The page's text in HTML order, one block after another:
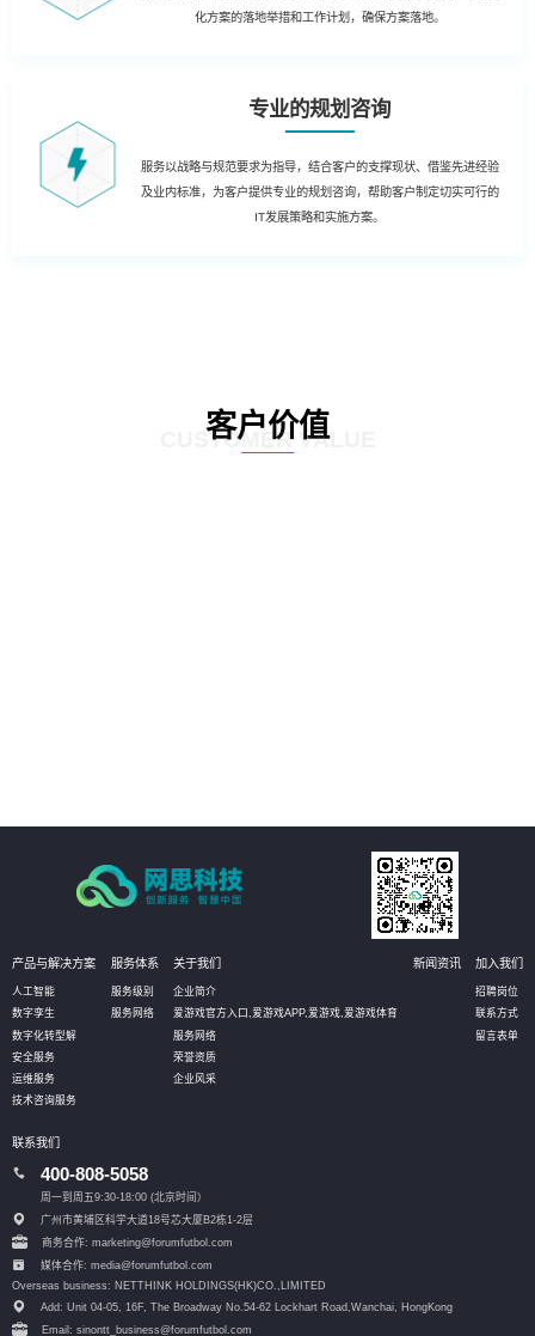
化方案的落地举措和工作计划，确保方案落地。
专业的规划咨询
服务以战略与规范要求为指导，结合客户的支撑现状、借鉴先进经验
及业内标准，为客户提供专业的规划咨询，帮助客户制定切实可行的
IT发展策略和实施方案。
客户价值
CUSTOMER VALUE
产品与解决方案
人工智能
数字孪生
数字化转型解
安全服务
运维服务
技术咨询服务
服务体系
服务级别
服务网络
关于我们
企业简介
爱游戏官方入口,爱游戏APP,爱游戏,爱游戏体育
服务网络
荣誉资质
企业风采
新闻资讯 加入我们
招聘岗位
联系方式
留言表单
联系我们
400-808-5058
周一到周五9:30-18:00 (北京时间）
广州市黄埔区科学大道18号芯大厦B2栋1-2层
商务合作: marketing@forumfutbol.com
媒体合作: media@forumfutbol.com
Overseas business: NETTHINK HOLDINGS(HK)CO.,LIMITED
Add: Unit 04-05, 16F, The Broadway No.54-62 Lockhart Road, Wanchai, HongKong
Email: sinontt_business@forumfutbol.com